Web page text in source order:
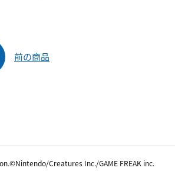
前の商品
Creatures Inc./GAME FREAK inc.